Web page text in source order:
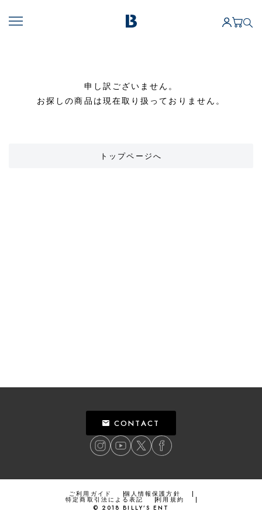
申し訳ございません。
お探しの商品は現在取り扱っておりません。
トップページへ
CONTACT
ご利用ガイド 個人情報保護方針
特定商取引法による表記
利用規約
© 2018 BILLY’S ENT